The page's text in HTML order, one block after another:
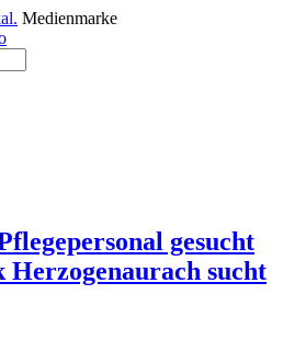
Medienmarke
gesucht
sucht